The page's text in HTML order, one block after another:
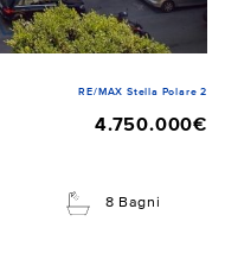
RE/MAX Stella Polare 2
4.750.000€
8 Bagni